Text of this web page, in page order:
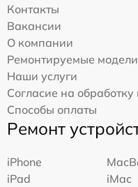
Контакты
Вакансии
О компании
Ремонтируемые модели
Наши услуги
Согласие на
Способы оплаты
Ремонт
iPhone
iPad
iMac